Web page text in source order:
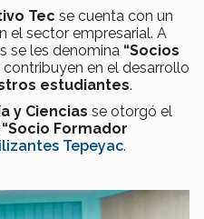
Tec se cuenta con un
el sector empresarial. A
se les denomina “Socios
en el desarrollo
estudiantes.
y Ciencias se otorgó el
“Socio Formador
Tepeyac.